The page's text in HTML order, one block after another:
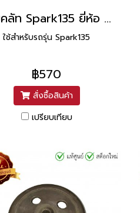
ชามคลัท Spark135 ยี่ห้อ VS
ใช้สำหรับรถรุ่น Spark135
฿570
สั่งซื้อสินค้า
เปรียบเทียบ